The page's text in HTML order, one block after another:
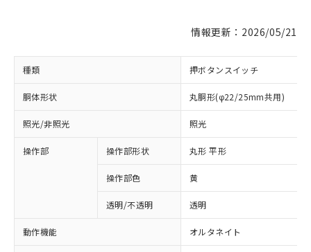
情報更新：2026/05/21
種類 押ボタンスイッチ
胴体形状 丸胴形(φ22/25mm共用)
照光/非照光 照光
操作部 操作部形状 丸形 平形
操作部色 黄
透明/不透明 透明
動作機能 オルタネイト